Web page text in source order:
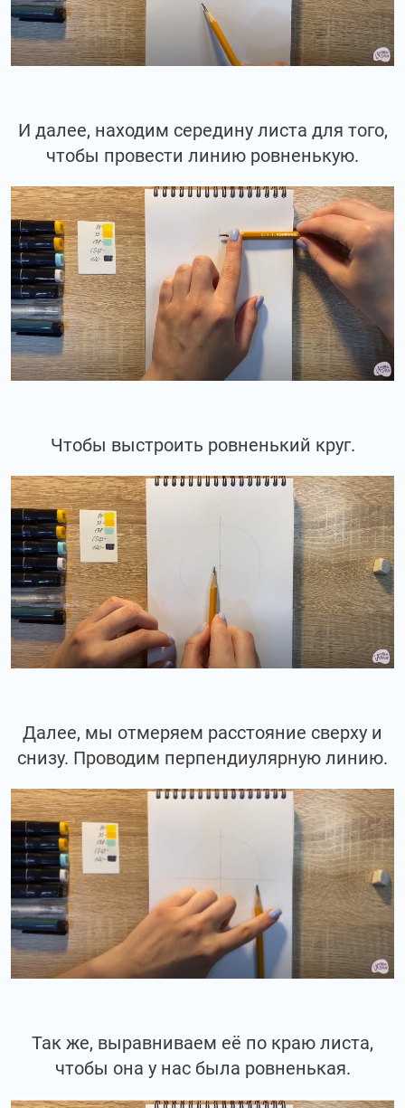
И далее, находим середину листа для того,
чтобы провести линию ровненькую.
Чтобы выстроить ровненький круг.
Далее, мы отмеряем расстояние сверху и
снизу. Проводим перпендиулярную линию.
Так же, выравниваем её по краю листа,
чтобы она у нас была ровненькая.